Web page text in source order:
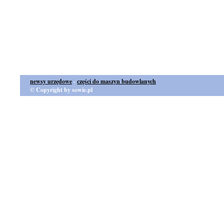
newsy urzędowe-części do maszyn budowlanych
© Copyright by sowie.pl